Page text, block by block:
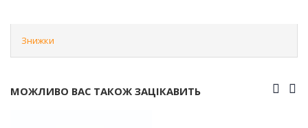
Знижки
МОЖЛИВО ВАС ТАКОЖ ЗАЦІКАВИТЬ